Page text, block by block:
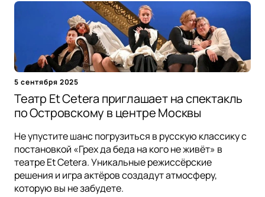
5 сентября 2025
Театр Et Cetera приглашает на спектакль
по Островскому в центре Москвы
Не упустите шанс погрузиться в русскую классику с
постановкой «Грех да беда на кого не живёт» в
театре Et Cetera. Уникальные режиссёрские
решения и игра актёров создадут атмосферу,
которую вы не забудете.